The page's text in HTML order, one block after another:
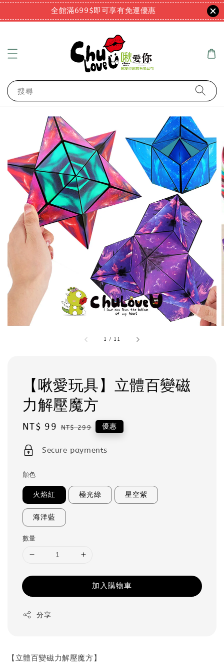
全館滿699$即可享有免運優惠
搜尋
1 / 11
【啾愛玩具】立體百變磁
力解壓魔方
Sale
NT$ 99 Regular
NT$ 299 優惠
Secure payments
顏色
火焰紅 極光綠 星空紫
海洋藍
數量
加入購物車
分享
【立體百變磁力解壓魔方】